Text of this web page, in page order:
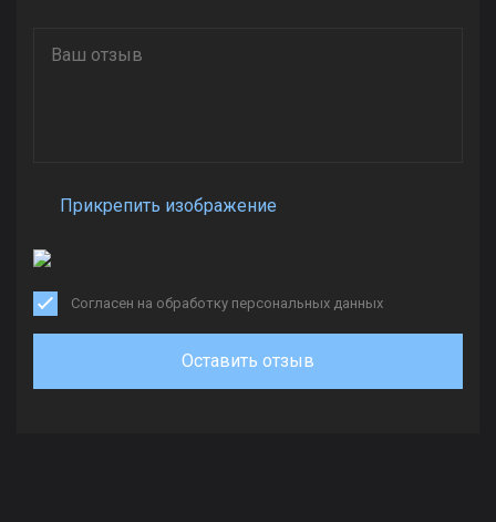
Прикрепить изображение
Согласен на обработку персональных данных
Оставить отзыв